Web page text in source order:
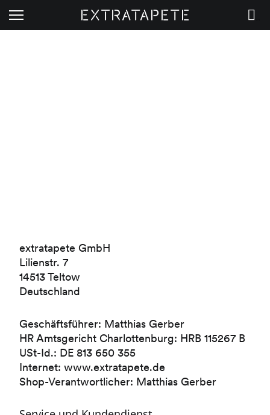
Menü
extratapete GmbH
Lilienstr. 7
14513 Teltow
Deutschland
Geschäftsführer: Matthias Gerber
HR Amtsgericht Charlottenburg: HRB 115267 B
USt-Id.: DE 813 650 355
Internet: www.extratapete.de
Shop-Verantwortlicher: Matthias Gerber